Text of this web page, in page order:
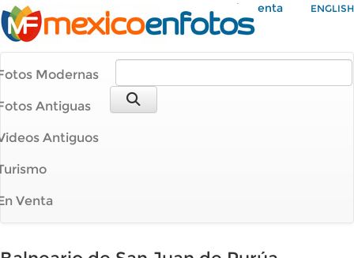
Mi Cuenta ENGLISH
Modernas
Antiguas
Antiguos
Venta